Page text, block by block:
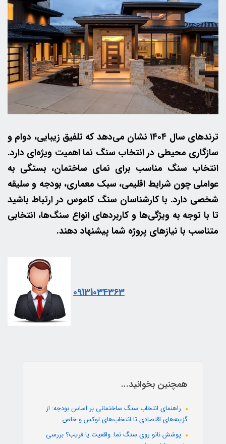
ترندهای سال ۱۴۰۴ نشان می‌دهد که تلفیق زیبایی، دوام و
سازگاری محیطی در انتخاب سنگ نما اهمیت ویژه‌ای دارد.
انتخاب سنگ مناسب برای نمای ساختمان، بستگی به
عواملی چون شرایط اقلیمی، سبک معماری، بودجه و سلیقه
شخصی دارد. با کارشناسان سنگ کاموس در ارتباط باشید
تا با توجه به ویژگی‌ها و کاربردهای انواع سنگ‌ها، انتخابی
متناسب با نیازهای پروژه شما پیشنهاد دهند.
09131034363
همچنین بخوانید...
راهنمای انتخاب سنگ ساختمانی بر اساس بودجه: از
گزینه‌های اقتصادی تا انتخاب‌های لوکس و خاص
پوشش نانو روی سنگ نما: واقعیت یا فریب؟ بررسی